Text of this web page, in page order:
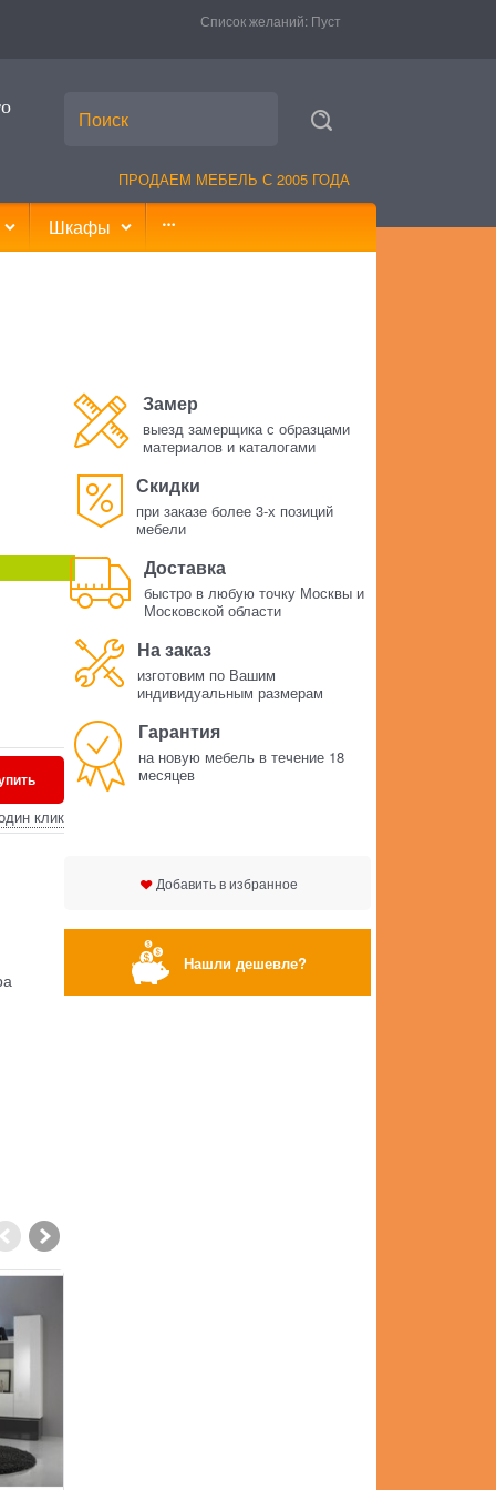
Список желаний: Пуст
ПРОДАЕМ МЕБЕЛЬ С 2005 ГОДА
Шкафы
клик
Замер
выезд замерщика с образцами
материалов и каталогами
Скидки
при заказе более 3-х позиций
мебели
Доставка
быстро в любую точку Москвы и
Московской области
На заказ
изготовим по Вашим
индивидуальным размерам
Гарантия
на новую мебель в течение 18
месяцев
Добавить в избранное
Нашли дешевле?